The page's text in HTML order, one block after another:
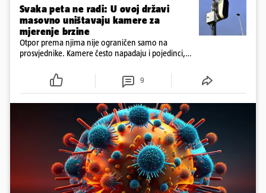
Svaka peta ne radi: U ovoj državi
masovno uništavaju kamere za
mjerenje brzine
Otpor prema njima nije ograničen samo na
prosvjednike. Kamere često napadaju i pojedinci,
9